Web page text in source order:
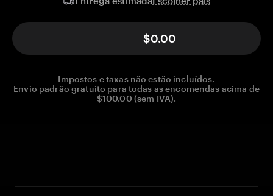
$0.00
Impostos e taxas não estão incluídos.
Envio padrão gratuito para todas as encomendas acima de
$100.00 (sem IVA).